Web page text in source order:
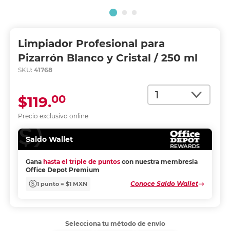
Limpiador Profesional para
Pizarrón Blanco y Cristal / 250 ml
SKU: 41768
Cantidad
Precio exclusivo online
$119.00
Saldo Wallet
Gana hasta el triple de puntos con nuestra membresía
Office Depot Premium
1 punto = $1 MXN Conoce Saldo Wallet
Selecciona tu método de envío